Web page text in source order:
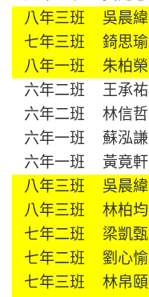
八年三班
吳晨緯
七年三班
錡思瑜
八年一班
朱柏榮
六年二班
王承祐
六年二班
林信哲
六年一班
蘇泓謙
六年一班
黃竟軒
八年三班
吳晨緯
八年三班
林柏均
七年二班
梁凱甄
七年二班
劉心愉
七年三班
林帛頤